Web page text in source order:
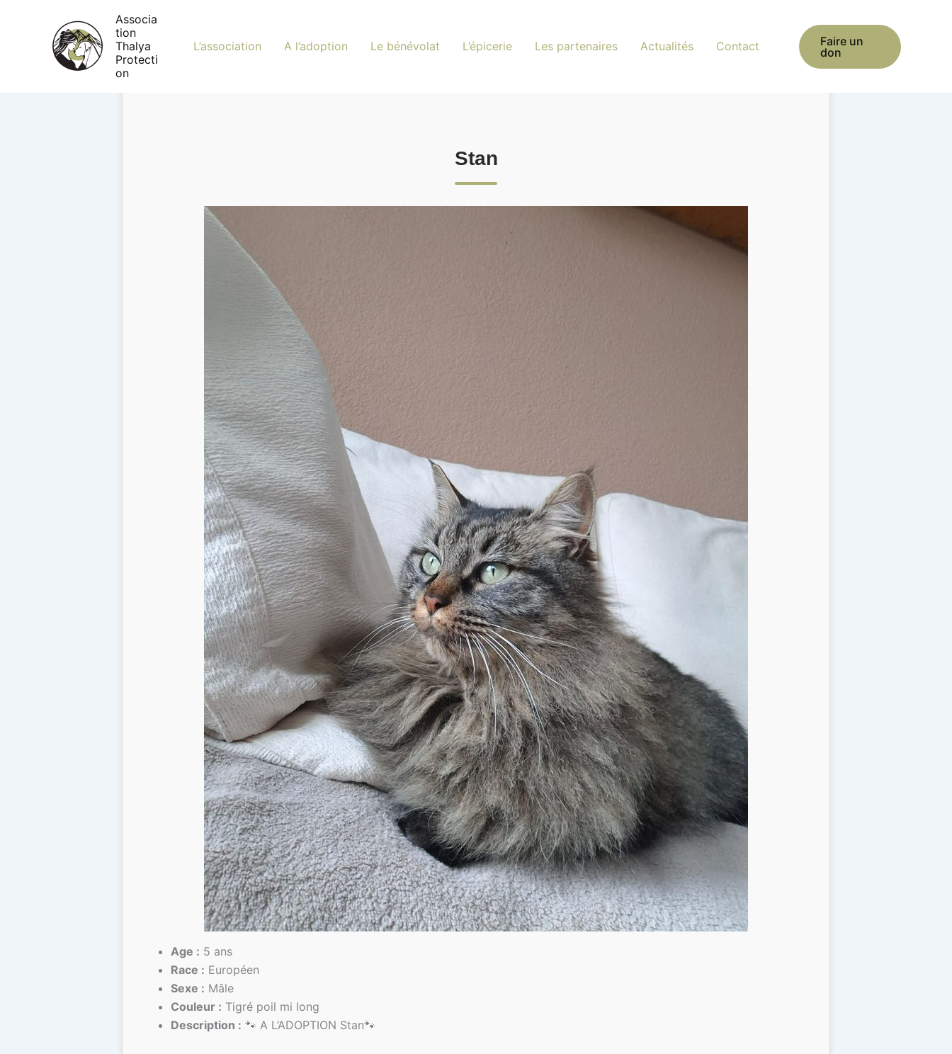
Associa
tion
Thalya
Protecti
on
L’association A l’adoption Le bénévolat L’épicerie Les partenaires Actualités Contact
Faire un
don
Stan
Age : 5 ans
Race : Européen
Sexe : Mâle
Couleur : Tigré poil mi long
Description : 🐾 A L’ADOPTION Stan🐾